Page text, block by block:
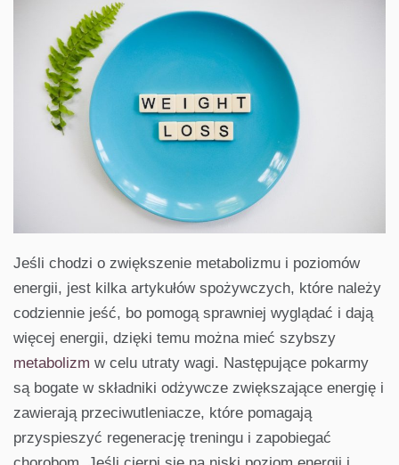
Jeśli chodzi o zwiększenie metabolizmu i poziomów
energii, jest kilka artykułów spożywczych, które należy
codziennie jeść, bo pomogą sprawniej wyglądać i dają
więcej energii, dzięki temu można mieć szybszy
metabolizm w celu utraty wagi. Następujące pokarmy
są bogate w składniki odżywcze zwiększające energię i
zawierają przeciwutleniacze, które pomagają
przyspieszyć regenerację treningu i zapobiegać